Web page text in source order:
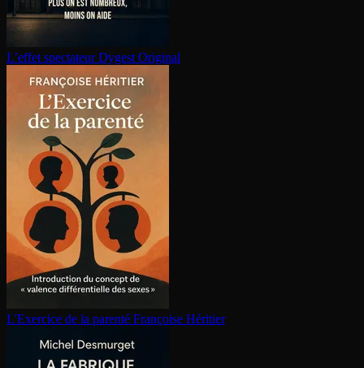
L’effet spectateur Dygest Original
L'Exercice de la parenté Françoise Héritier